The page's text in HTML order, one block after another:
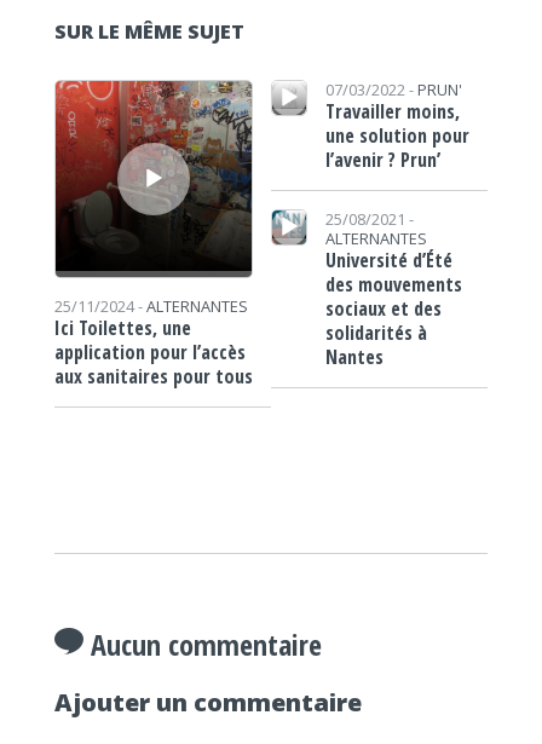
SUR LE MÊME SUJET
Lecteur audio
25/11/2024 -ALTERNANTES
Ici Toilettes, une
application pour l’accès
aux sanitaires pour tous
Lecteur audio 07/03/2022 - PRUN'
Travailler moins,
une solution pour
l’avenir ? Prun’
Lecteur audio
25/08/2021 -
ALTERNANTES
Université d’Été
des mouvements
sociaux et des
solidarités à
Nantes
Aucun commentaire
Ajouter un commentaire